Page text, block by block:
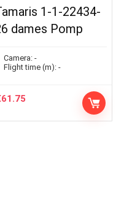
1-1-22434-
dames Pomp
Camera: -
Flight time (m): -
61.75